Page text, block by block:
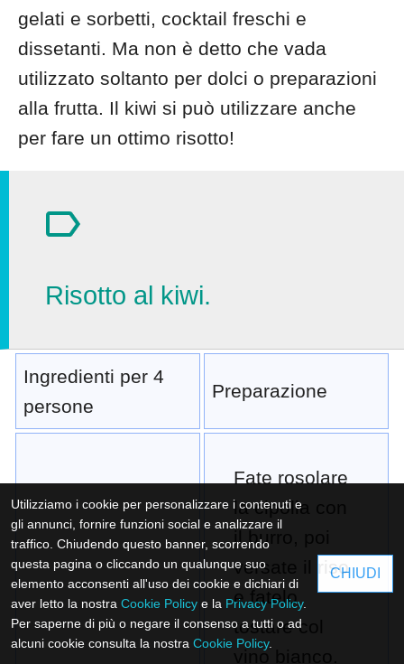
gelati e sorbetti, cocktail freschi e
dissetanti. Ma non è detto che vada
utilizzato soltanto per dolci o preparazioni
alla frutta. Il kiwi si può utilizzare anche
per fare un ottimo risotto!
Risotto al kiwi.
Ingredienti per 4
persone
Preparazione
Fate rosolare
la cipolla con
il burro, poi
versate il riso
e fatelo
tostare col
vino bianco.
Utilizziamo i cookie per personalizzare i contenuti e
gli annunci, fornire funzioni social e analizzare il
traffico. Chiudendo questo banner, scorrendo
questa pagina o cliccando un qualunque suo
elemento acconsenti all'uso dei cookie e dichiari di
aver letto la nostra Cookie Policy e la Privacy Policy.
Per saperne di più o negare il consenso a tutti o ad
alcuni cookie consulta la nostra Cookie Policy.
CHIUDI